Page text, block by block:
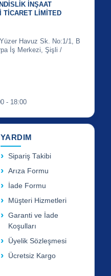
İNŞAAT
TİCARET LİMİTED
Havuz Sk. No:1/1, B
İş Merkezi, Şişli /
- 18:00
YARDIM
Sipariş Takibi
Arıza Formu
İade Formu
Müşteri Hizmetleri
Garanti ve İade
Koşulları
Üyelik Sözleşmesi
Ücretsiz Kargo